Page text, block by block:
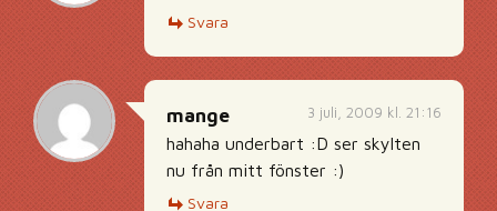
Svara
3 juli, 2009 kl. 21:16
mange
hahaha underbart :D ser skylten
nu från mitt fönster :)
Svara